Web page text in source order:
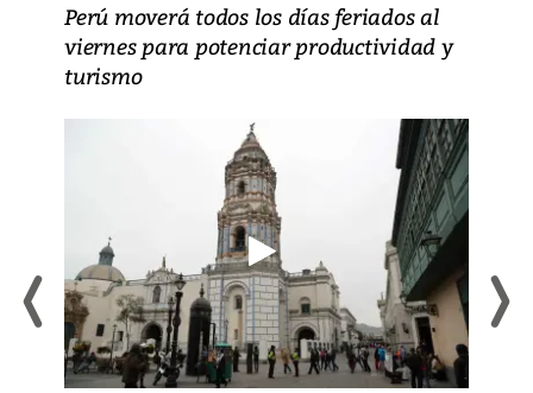
Perú moverá todos los días feriados al
viernes para potenciar productividad y
turismo